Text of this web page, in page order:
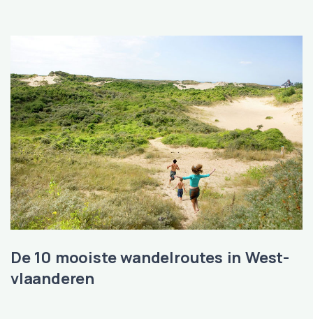
De 10 mooiste wandelroutes in West-
vlaanderen